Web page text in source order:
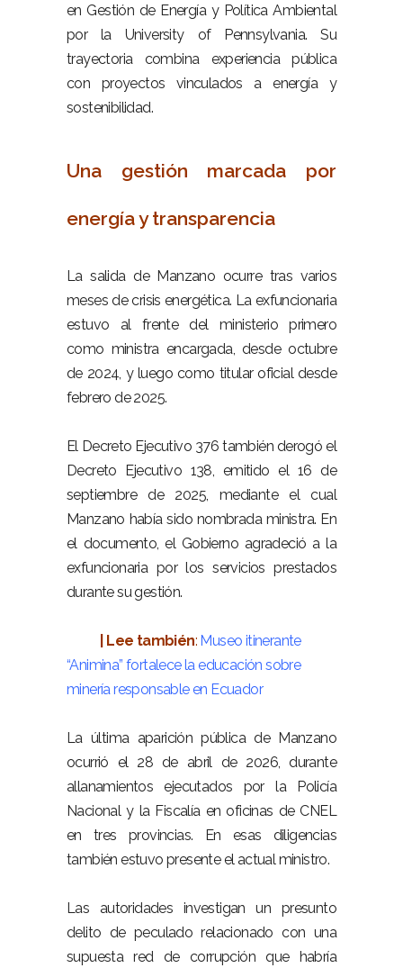
en Gestión de Energía y Política Ambiental
por la University of Pennsylvania. Su
trayectoria combina experiencia pública
con proyectos vinculados a energía y
sostenibilidad.
Una gestión marcada por
energía y transparencia
La salida de Manzano ocurre tras varios
meses de crisis energética. La exfuncionaria
estuvo al frente del ministerio primero
como ministra encargada, desde octubre
de 2024, y luego como titular oficial desde
febrero de 2025.
El Decreto Ejecutivo 376 también derogó el
Decreto Ejecutivo 138, emitido el 16 de
septiembre de 2025, mediante el cual
Manzano había sido nombrada ministra. En
el documento, el Gobierno agradeció a la
exfuncionaria por los servicios prestados
durante su gestión.
| Lee también: Museo itinerante
“Animina” fortalece la educación sobre
minería responsable en Ecuador
La última aparición pública de Manzano
ocurrió el 28 de abril de 2026, durante
allanamientos ejecutados por la Policía
Nacional y la Fiscalía en oficinas de CNEL
en tres provincias. En esas diligencias
también estuvo presente el actual ministro.
Las autoridades investigan un presunto
delito de peculado relacionado con una
supuesta red de corrupción que habría